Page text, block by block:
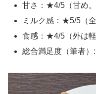
甘さ：★4/5（甘め。
ミルク感：★5/5（
食感：★4/5（外は軽
総合満足度（筆者